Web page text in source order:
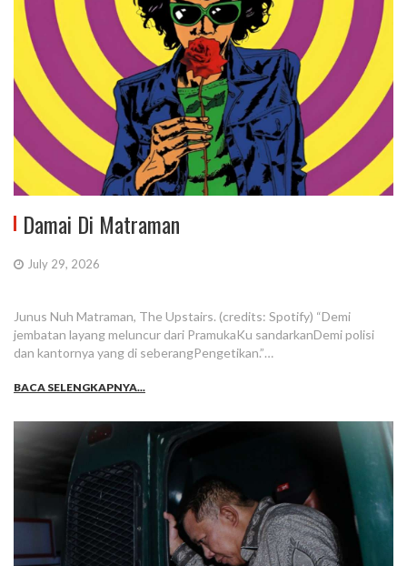
Damai Di Matraman
July 29, 2026
Junus Nuh Matraman, The Upstairs. (credits: Spotify) “Demi
jembatan layang meluncur dari PramukaKu sandarkanDemi polisi
dan kantornya yang di seberangPengetikan.”…
BACA SELENGKAPNYA...